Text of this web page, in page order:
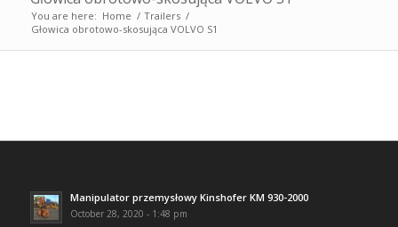
You are here: Home / Trailers /
Głowica obrotowo-skosująca VOLVO S1
Manipulator przemysłowy Kinshofer KM 930-2000
October 28, 2020 - 1:48 pm